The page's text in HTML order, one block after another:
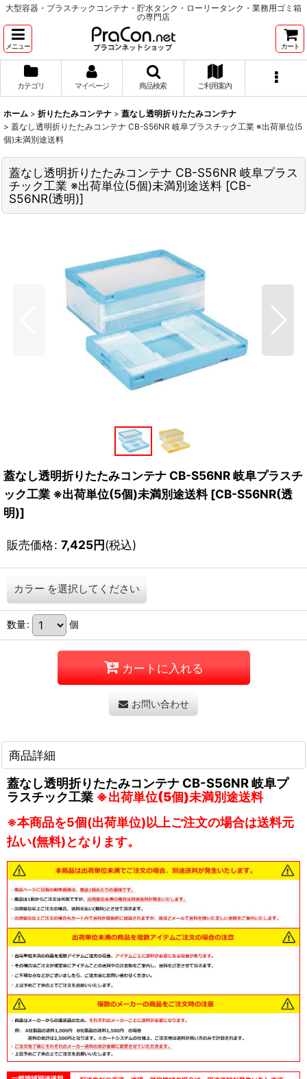
大型容器・プラスチックコンテナ・貯水タンク・ローリータンク・業務用ゴミ箱
の専門店
メニュー カート
カテゴリ マイページ 商品検索 ご利用案内
ホーム > 折りたたみコンテナ > 蓋なし透明折りたたみコンテナ
> 蓋なし透明折りたたみコンテナ CB-S56NR 岐阜プラスチック工業 ※出荷単位(5
個)未満別途送料
蓋なし透明折りたたみコンテナ CB-S56NR 岐阜プラス
チック工業 ※出荷単位(5個)未満別途送料 [CB-
S56NR(透明)]
蓋なし透明折りたたみコンテナ CB-S56NR 岐阜プラスチ
ック工業 ※出荷単位(5個)未満別途送料 [CB-S56NR(透
明)]
販売価格: 7,425円(税込)
カラー を選択してください
数量: 個
カートに入れる
お問い合わせ
商品詳細
蓋なし透明折りたたみコンテナ CB-S56NR 岐阜プ
ラスチック工業 ※出荷単位(5個)未満別途送料
※本商品を5個(出荷単位)以上ご注文の場合は送料元
払い(無料)となります。